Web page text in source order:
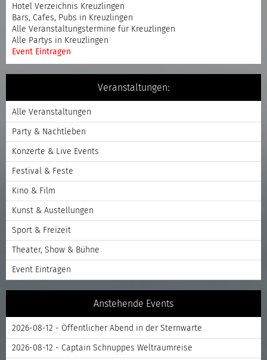
Hotel Verzeichnis Kreuzlingen
Bars, Cafes, Pubs in Kreuzlingen
Alle Veranstaltungstermine für Kreuzlingen
Alle Partys in Kreuzlingen
Event Eintragen
Veranstaltungen:
Alle Veranstaltungen
Party & Nachtleben
Konzerte & Live Events
Festival & Feste
Kino & Film
Kunst & Austellungen
Sport & Freizeit
Theater, Show & Bühne
Event Eintragen
Anstehende Events
2026-08-12 - Öffentlicher Abend in der Sternwarte
2026-08-12 - Captain Schnuppes Weltraumreise